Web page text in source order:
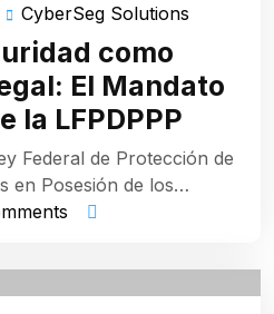
enero
CyberSeg Solutions
como
El Mandato
la LFPDPPP
Federal de Protección de
en Posesión de los…